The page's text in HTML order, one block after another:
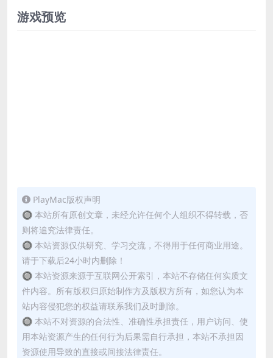
游戏预览
PlayMac版权声明
🔘 本站所有原创文章，未经允许任何个人组织不得转载，否
则将追究法律责任。
🔘 本站资源仅供研究、学习交流，不得用于任何商业用途。
请于下载后24小时内删除！
🔘 本站资源来源于互联网公开索引，本站不存储任何实质文
件内容。所有版权归原始制作方及版权方所有，如您认为本
站内容侵犯您的权益请联系我们及时删除。
🔘 本站不对资源的合法性、准确性承担责任，用户访问、使
用本站资源产生的任何行为后果需自行承担，本站不承担因
资源使用导致的直接或间接法律责任。